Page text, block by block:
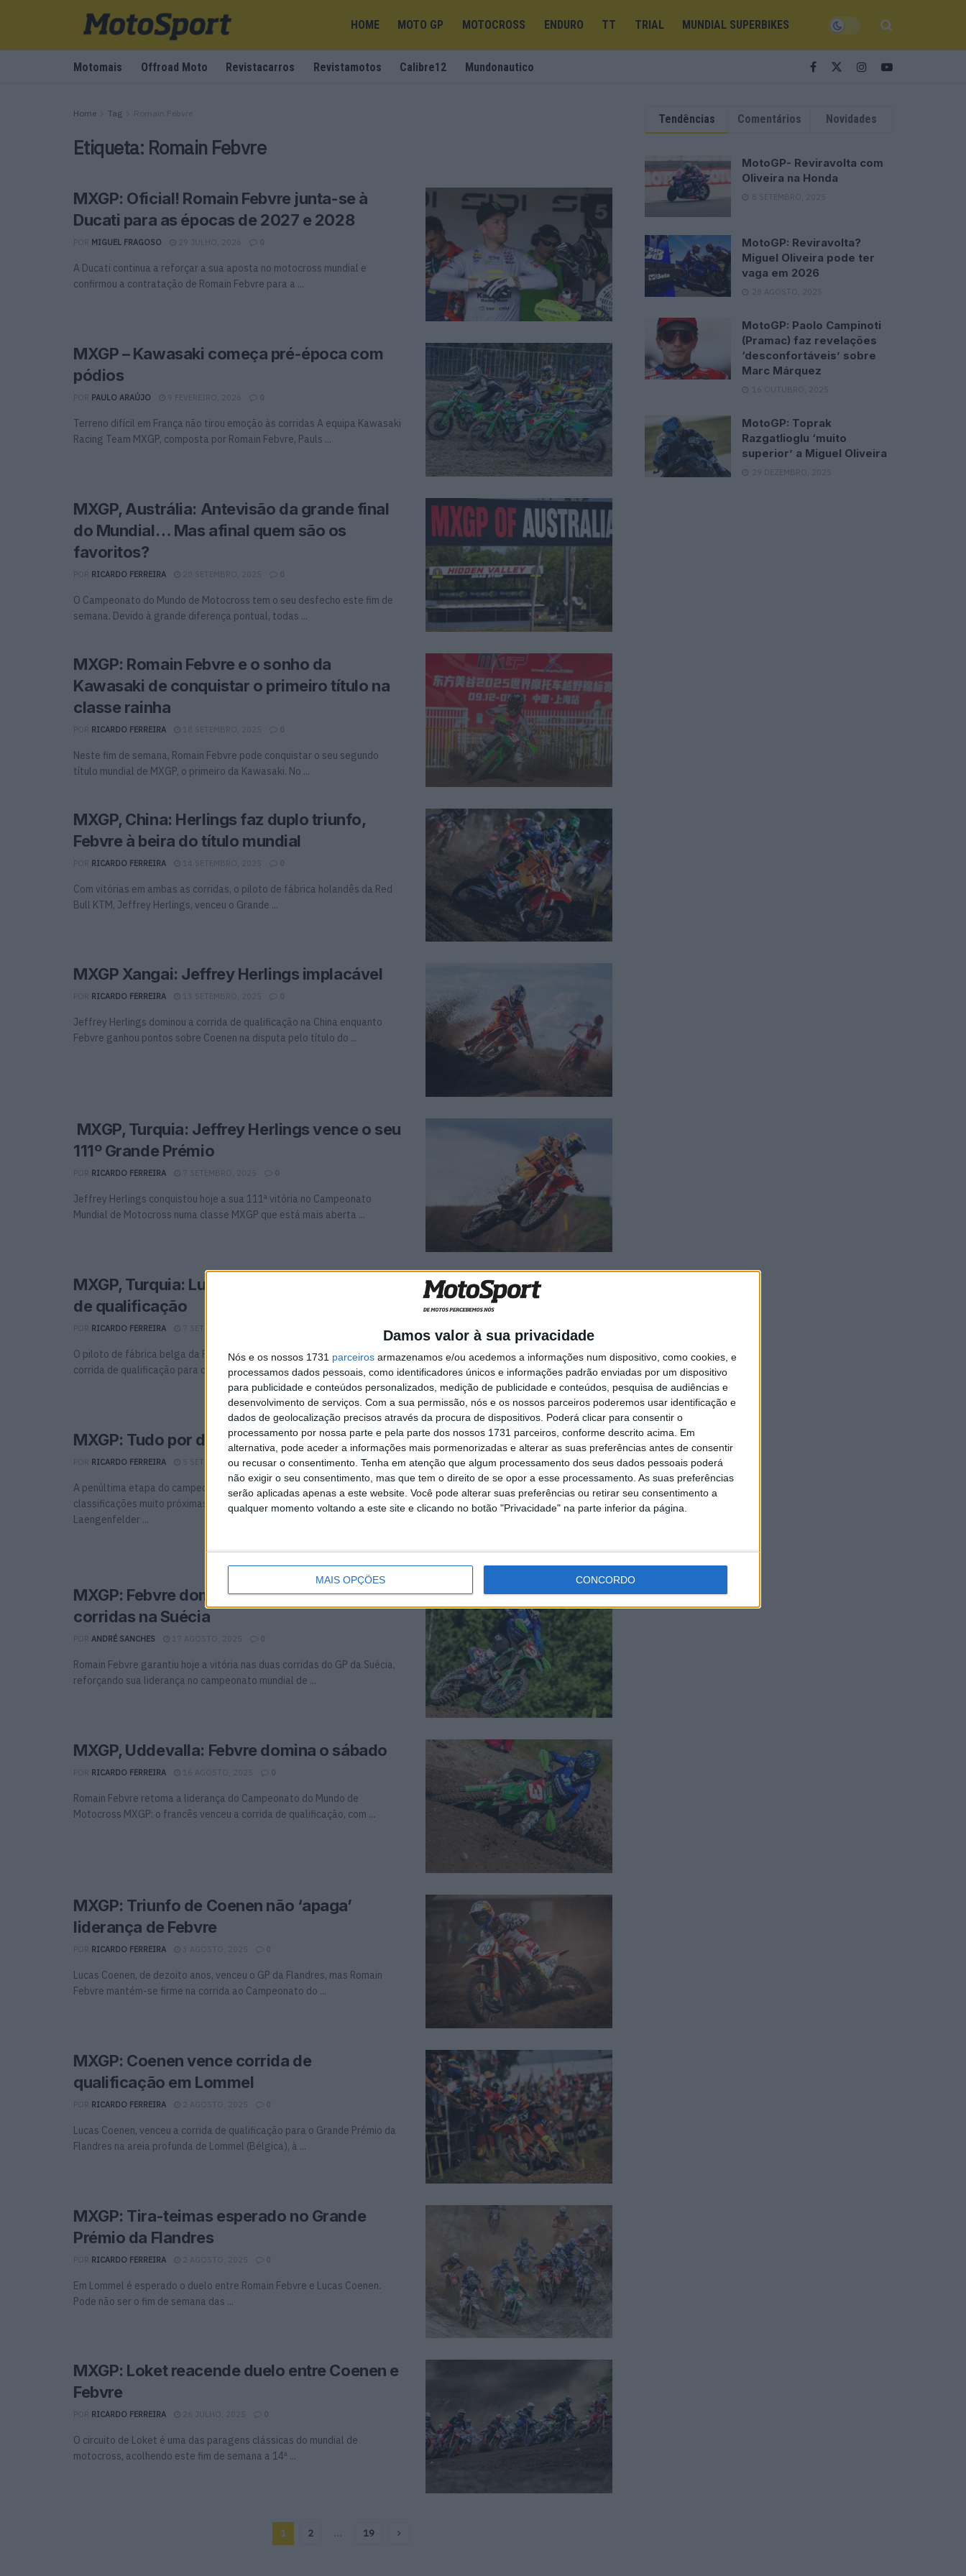
Damos valor à sua privacidade
Nós e os nossos 1731 parceiros armazenamos e/ou acedemos a informações num dispositivo, como cookies, e
processamos dados pessoais, como identificadores únicos e informações padrão enviadas por um dispositivo
para publicidade e conteúdos personalizados, medição de publicidade e conteúdos, pesquisa de audiências e
desenvolvimento de serviços. Com a sua permissão, nós e os nossos parceiros poderemos usar identificação e
dados de geolocalização precisos através da procura de dispositivos. Poderá clicar para consentir o
processamento por nossa parte e pela parte dos nossos 1731 parceiros, conforme descrito acima. Em
alternativa, pode aceder a informações mais pormenorizadas e alterar as suas preferências antes de consentir
ou recusar o consentimento. Tenha em atenção que algum processamento dos seus dados pessoais poderá
não exigir o seu consentimento, mas que tem o direito de se opor a esse processamento. As suas preferências
serão aplicadas apenas a este website. Você pode alterar suas preferências ou retirar seu consentimento a
qualquer momento voltando a este site e clicando no botão "Privacidade" na parte inferior da página.
MAIS OPÇÕES CONCORDO
HOME MOTO GP MOTOCROSS ENDURO TT TRIAL MUNDIAL SUPERBIKES
Motomais Offroad Moto Revistacarros Revistamotos Calibre12 Mundonautico
Home Tag Romain Febvre
Etiqueta: Romain Febvre
MXGP: Oficial! Romain Febvre junta-se à
Ducati para as épocas de 2027 e 2028
MIGUEL FRAGOSO 29 JULHO, 2026 0
A Ducati continua a reforçar a sua aposta no motocross mundial e
confirmou a contratação de Romain Febvre para a ...
MXGP – Kawasaki começa pré-época com
pódios
PAULO ARAÚJO 9 FEVEREIRO, 2026 0
Terreno difícil em França não tirou emoção às corridas A equipa Kawasaki
Racing Team MXGP, composta por Romain Febvre, Pauls ...
MXGP, Austrália: Antevisão da grande final
do Mundial… Mas afinal quem são os
favoritos?
RICARDO FERREIRA 20 SETEMBRO, 2025 0
O Campeonato do Mundo de Motocross tem o seu desfecho este fim de
semana. Devido à grande diferença pontual, todas ...
MXGP: Romain Febvre e o sonho da
Kawasaki de conquistar o primeiro título na
classe rainha
RICARDO FERREIRA 18 SETEMBRO, 2025 0
Neste fim de semana, Romain Febvre pode conquistar o seu segundo
título mundial de MXGP, o primeiro da Kawasaki. No ...
MXGP, China: Herlings faz duplo triunfo,
Febvre à beira do título mundial
RICARDO FERREIRA 14 SETEMBRO, 2025 0
Com vitórias em ambas as corridas, o piloto de fábrica holandês da Red
Bull KTM, Jeffrey Herlings, venceu o Grande ...
MXGP Xangai: Jeffrey Herlings implacável
RICARDO FERREIRA 13 SETEMBRO, 2025 0
Jeffrey Herlings dominou a corrida de qualificação na China enquanto
Febvre ganhou pontos sobre Coenen na disputa pelo título do ...
MXGP, Turquia: Jeffrey Herlings vence o seu
111º Grande Prémio
RICARDO FERREIRA 7 SETEMBRO, 2025 0
Jeffrey Herlings conquistou hoje a sua 111ª vitória no Campeonato
Mundial de Motocross numa classe MXGP que está mais aberta ...
MXGP, Turquia: Lucas Coenen vence corrida
de qualificação
RICARDO FERREIRA 7 SETEMBRO, 2025
O piloto de fábrica belga da Red Bull KTM, Lucas Coenen, venceu a
corrida de qualificação para o GP da ...
MXGP: Tudo por decidir na penultima ronda
RICARDO FERREIRA 5 SETEMBRO, 2025 0
A penúltima etapa do campeonato do mundo promete ser explosiva, com
classificações muito próximas em ambas as categorias. Simon
Laengenfelder ...
MXGP: Febvre domina e vence ambas as
corridas na Suécia
ANDRÉ SANCHES 17 AGOSTO, 2025 0
Romain Febvre garantiu hoje a vitória nas duas corridas do GP da Suécia,
reforçando sua liderança no campeonato mundial de ...
MXGP, Uddevalla: Febvre domina o sábado
RICARDO FERREIRA 16 AGOSTO, 2025 0
Romain Febvre retoma a liderança do Campeonato do Mundo de
Motocross MXGP: o francês venceu a corrida de qualificação, com ...
MXGP: Triunfo de Coenen não ‘apaga’
liderança de Febvre
RICARDO FERREIRA 3 AGOSTO, 2025 0
Lucas Coenen, de dezoito anos, venceu o GP da Flandres, mas Romain
Febvre mantém-se firme na corrida ao Campeonato do ...
MXGP: Coenen vence corrida de
qualificação em Lommel
RICARDO FERREIRA 2 AGOSTO, 2025 0
Lucas Coenen, venceu a corrida de qualificação para o Grande Prémio da
Flandres na areia profunda de Lommel (Bélgica), à ...
MXGP: Tira-teimas esperado no Grande
Prémio da Flandres
RICARDO FERREIRA 2 AGOSTO, 2025 0
Em Lommel é esperado o duelo entre Romain Febvre e Lucas Coenen.
Pode não ser o fim de semana das ...
MXGP: Loket reacende duelo entre Coenen e
Febvre
RICARDO FERREIRA 26 JULHO, 2025 0
O circuito de Loket é uma das paragens clássicas do mundial de
motocross, acolhendo este fim de semana a 14ª ...
1 2 … 19
Tendências Comentários Novidades
MotoGP- Reviravolta com
Oliveira na Honda
8 SETEMBRO, 2025
MotoGP: Reviravolta?
Miguel Oliveira pode ter
vaga em 2026
28 AGOSTO, 2025
MotoGP: Paolo Campinoti
(Pramac) faz revelações
‘desconfortáveis’ sobre
Marc Márquez
16 OUTUBRO, 2025
MotoGP: Toprak
Razgatlioglu ‘muito
superior’ a Miguel Oliveira